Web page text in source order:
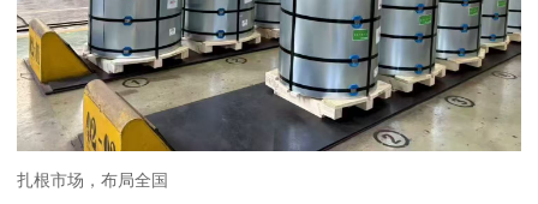
扎根市场，布局全国